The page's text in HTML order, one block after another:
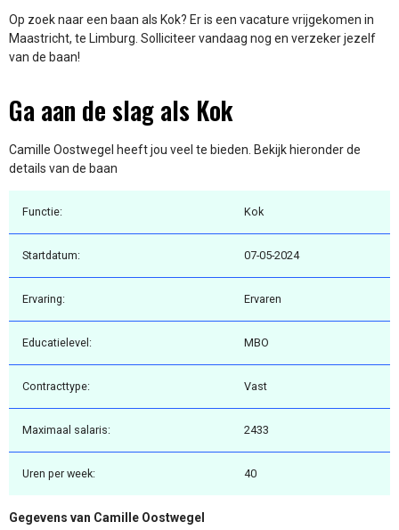
Op zoek naar een baan als Kok? Er is een vacature vrijgekomen in
Maastricht, te Limburg. Solliciteer vandaag nog en verzeker jezelf
van de baan!
Ga aan de slag als Kok
Camille Oostwegel heeft jou veel te bieden. Bekijk hieronder de
details van de baan
Functie: Kok
Startdatum: 07-05-2024
Ervaring: Ervaren
Educatielevel: MBO
Contracttype: Vast
Maximaal salaris: 2433
Uren per week: 40
Gegevens van Camille Oostwegel